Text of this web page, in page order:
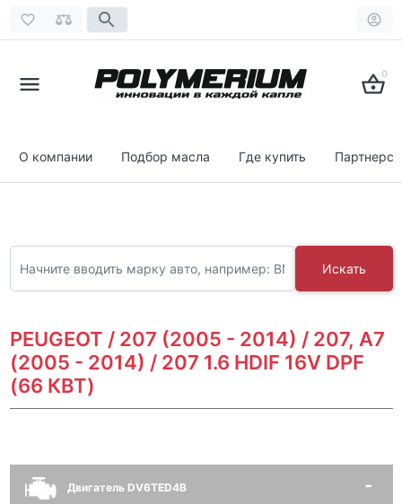
0
О компании Подбор масла Где купить
Искать
PEUGEOT / 207 (2005 - 2014) / 207, A7
(2005 - 2014) / 207 1.6 HDIF 16V DPF
(66 КВТ)
Двигатель DV6TED4B